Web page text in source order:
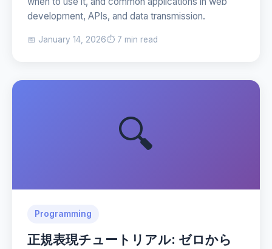
development, APIs, and data transmission.
📅 January 14, 2026⏱️ 7 min read
🔍
Programming
正規表現チュートリアル: ゼロから